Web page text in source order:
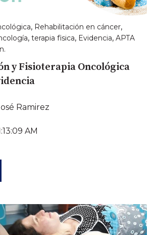
, Rehabilitación en cáncer,
, terapia fisica, Evidencia, APTA
y Fisioterapia Oncológica
Ramirez
AM